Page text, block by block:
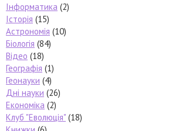
Інформатика (2)
Історія (15)
Астрономія (10)
Біологія (84)
Відео (18)
Географія (1)
Геонауки (4)
Дні науки (26)
Економіка (2)
Клуб "Еволюція" (18)